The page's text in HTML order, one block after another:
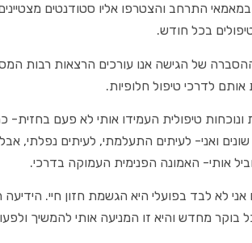
התרחב והצטרפו אליו סטודנטים
בכל חודש.
של הגישה אנו עורכים הרצאות רבות
אותם לדרכי טיפול חלופיות.
ונוכחות טיפולית העמידו אותי לא פעם
ואני- לעיתים התעלמתי, לעיתים נפלתי,
אותי- האמונה הפנימית העמוקה בדרכי.
אני לא לבד בפועלי היא הגשמת חזון חיי.
בוקר מחדש והיא זו המניעה אותי להמשיך